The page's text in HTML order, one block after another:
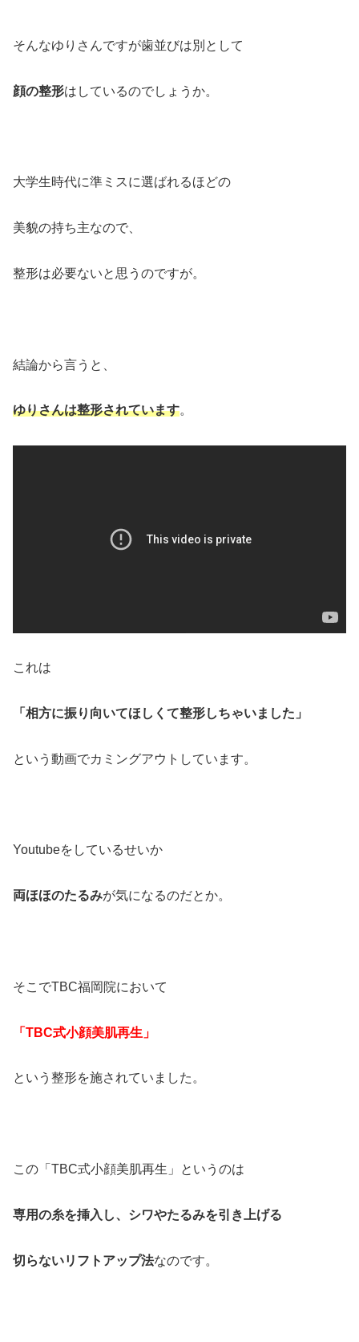
そんなゆりさんですが歯並びは別として
顔の整形はしているのでしょうか。
大学生時代に準ミスに選ばれるほどの
美貌の持ち主なので、
整形は必要ないと思うのですが。
結論から言うと、
ゆりさんは整形されています。
これは
「相方に振り向いてほしくて整形しちゃいました」
という動画でカミングアウトしています。
Youtubeをしているせいか
両ほほのたるみが気になるのだとか。
そこでTBC福岡院において
「TBC式小顔美肌再生」
という整形を施されていました。
この「TBC式小顔美肌再生」というのは
専用の糸を挿入し、シワやたるみを引き上げる
切らないリフトアップ法なのです。